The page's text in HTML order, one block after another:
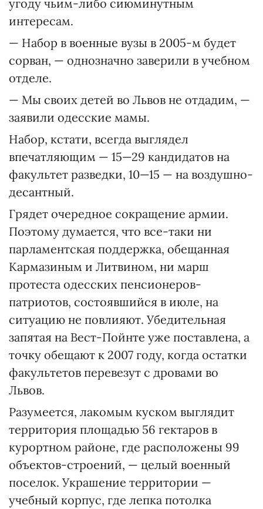
угоду чьим-либо сиюминутным
интересам.
— Набор в военные вузы в 2005-м будет
сорван, — однозначно заверили в учебном
отделе.
— Мы своих детей во Львов не отдадим, —
заявили одесские мамы.
Набор, кстати, всегда выглядел
впечатляющим — 15—29 кандидатов на
факультет разведки, 10—15 — на воздушно-
десантный.
Грядет очередное сокращение армии.
Поэтому думается, что все-таки ни
парламентская поддержка, обещанная
Кармазиным и Литвином, ни марш
протеста одесских пенсионеров-
патриотов, состоявшийся в июле, на
ситуацию не повлияют. Убедительная
запятая на Вест-Пойнте уже поставлена, а
точку обещают к 2007 году, когда остатки
факультетов перевезут с дровами во
Львов.
Разумеется, лакомым куском выглядит
территория площадью 56 гектаров в
курортном районе, где расположены 99
объектов-строений, — целый военный
поселок. Украшение территории —
учебный корпус, где лепка потолка